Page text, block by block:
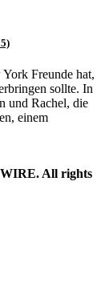
Freunde hat,
sollte. In
und Rachel, die
einem
All rights